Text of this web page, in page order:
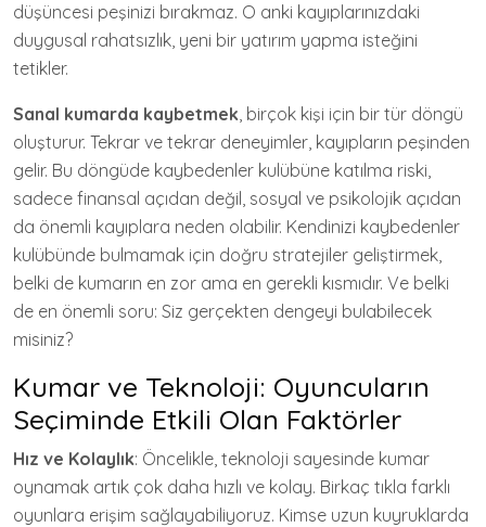
düşüncesi peşinizi bırakmaz. O anki kayıplarınızdaki
duygusal rahatsızlık, yeni bir yatırım yapma isteğini
tetikler.
Sanal kumarda kaybetmek, birçok kişi için bir tür döngü
oluşturur. Tekrar ve tekrar deneyimler, kayıpların peşinden
gelir. Bu döngüde kaybedenler kulübüne katılma riski,
sadece finansal açıdan değil, sosyal ve psikolojik açıdan
da önemli kayıplara neden olabilir. Kendinizi kaybedenler
kulübünde bulmamak için doğru stratejiler geliştirmek,
belki de kumarın en zor ama en gerekli kısmıdır. Ve belki
de en önemli soru: Siz gerçekten dengeyi bulabilecek
misiniz?
Kumar ve Teknoloji: Oyuncuların
Seçiminde Etkili Olan Faktörler
Hız ve Kolaylık: Öncelikle, teknoloji sayesinde kumar
oynamak artık çok daha hızlı ve kolay. Birkaç tıkla farklı
oyunlara erişim sağlayabiliyoruz. Kimse uzun kuyruklarda